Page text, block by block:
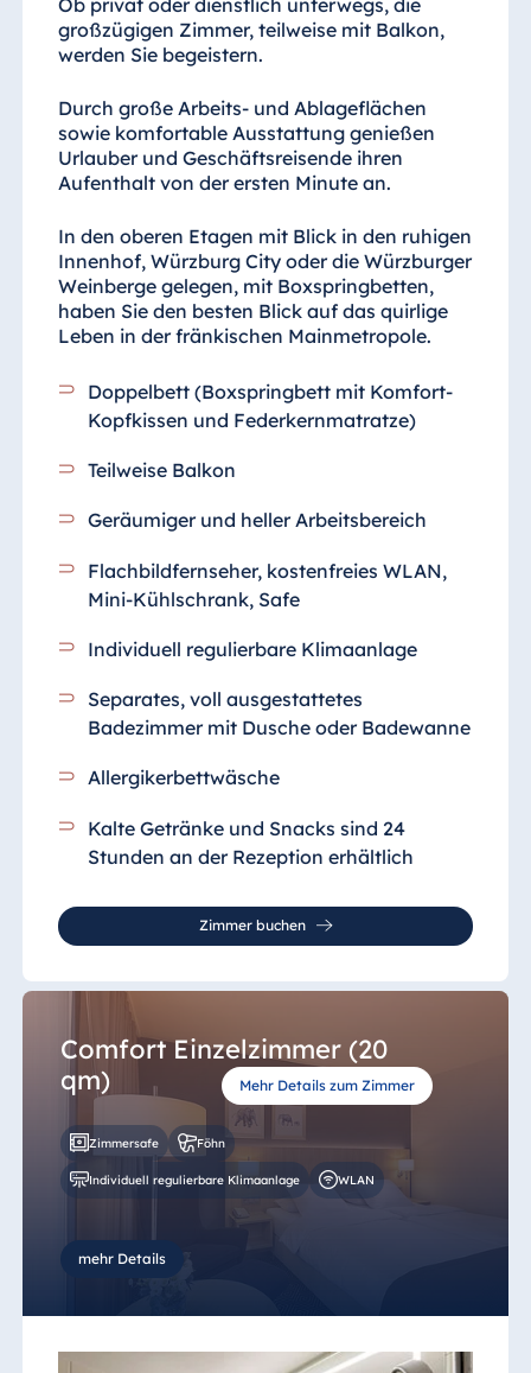
großzügigen Zimmer, teilweise mit Balkon,
werden Sie begeistern.
Durch große Arbeits- und Ablageflächen
sowie komfortable Ausstattung genießen
Urlauber und Geschäftsreisende ihren
Aufenthalt von der ersten Minute an.
In den oberen Etagen mit Blick in den ruhigen
Innenhof, Würzburg City oder die Würzburger
Weinberge gelegen, mit Boxspringbetten,
haben Sie den besten Blick auf das quirlige
Leben in der fränkischen Mainmetropole.
Doppelbett (Boxspringbett mit Komfort-
Kopfkissen und Federkernmatratze)
Teilweise Balkon
Geräumiger und heller Arbeitsbereich
Flachbildfernseher, kostenfreies WLAN,
Mini-Kühlschrank, Safe
Individuell regulierbare Klimaanlage
Separates, voll ausgestattetes
Badezimmer mit Dusche oder Badewanne
Allergikerbettwäsche
Kalte Getränke und Snacks sind 24
Stunden an der Rezeption erhältlich
Zimmer buchen
Mehr Details zum Zimmer
Comfort Einzelzimmer (20
qm)
Zimmersafe Föhn
Individuell regulierbare Klimaanlage WLAN
mehr Details